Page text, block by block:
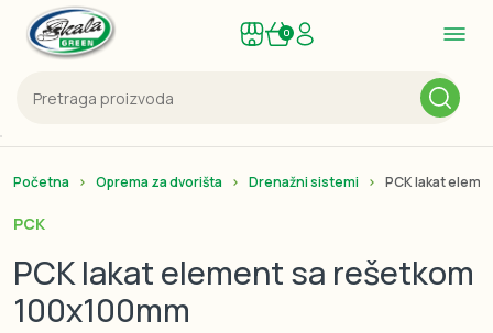
0
Početna Oprema za dvorišta Drenažni sistemi PCK lakat
PCK
PCK lakat element sa rešetkom
100x100mm